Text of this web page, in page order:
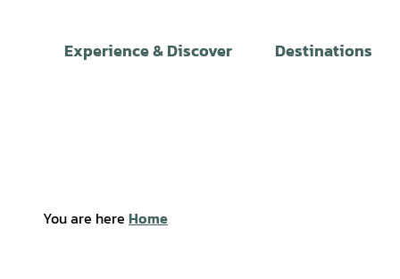
Experience & Discover Destinations
You are here Home